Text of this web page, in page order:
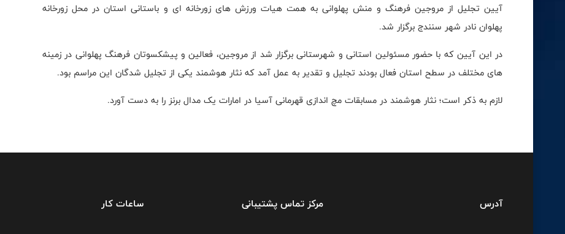
آیین تجلیل از مروجین فرهنگ و منش پهلوانی به همت هیات ورزش های زورخانه ای و باستانی استان در محل زورخانه
پهلوان نادر شهر سنندج برگزار شد.
در این آیین که با حضور مسئولین استانی و شهرستانی برگزار شد از مروجین، فعالین و پیشکسوتان فرهنگ پهلوانی در زمینه
های مختلف در سطح استان فعال بودند تجلیل و تقدیر به عمل آمد که نثار هوشمند یکی از تجلیل شدگان این مراسم بود.
لازم به ذکر است؛ نثار هوشمند در مسابقات مچ اندازی قهرمانی آسیا در امارات یک مدال برنز را به دست آورد.
آدرس مرکز تماس پشتیبانی ساعات کار